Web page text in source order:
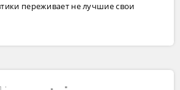
переживает не лучшие свои